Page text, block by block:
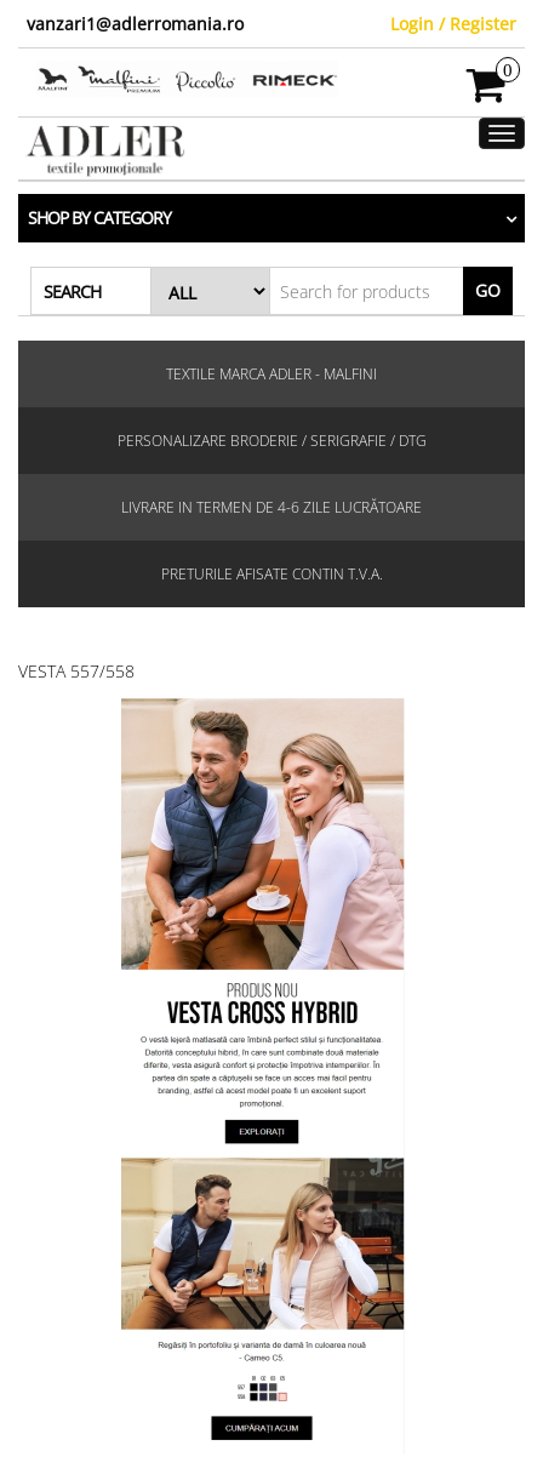
vanzari1@adlerromania.ro Login / Register
0
SHOP BY CATEGORY
SEARCH GO
TEXTILE MARCA ADLER - MALFINI
PERSONALIZARE BRODERIE / SERIGRAFIE / DTG
LIVRARE IN TERMEN DE 4-6 ZILE LUCRĂTOARE
PRETURILE AFISATE CONTIN T.V.A.
VESTA 557/558